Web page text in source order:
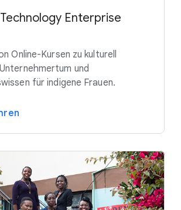
Enterprise
Online-Kursen zu kulturell
und
für indigene Frauen.